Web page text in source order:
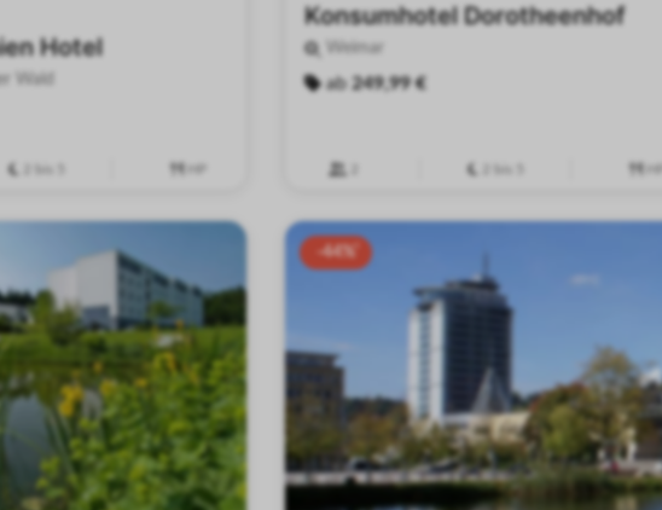
Hotel
Wald
Konsumhotel Dorotheenhof
Weimar
ab 249,99 €
-44%